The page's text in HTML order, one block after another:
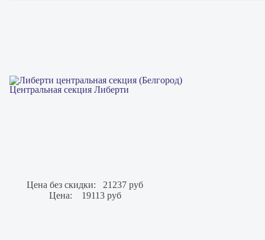
Центральная секция Либерти
Цена без скидки:
21237 руб
Цена:
19113 руб